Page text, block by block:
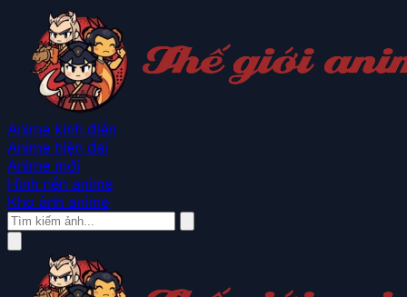
Anime kinh điển
Anime hiện đại
Anime mới
Hình nền anime
Kho ảnh anime